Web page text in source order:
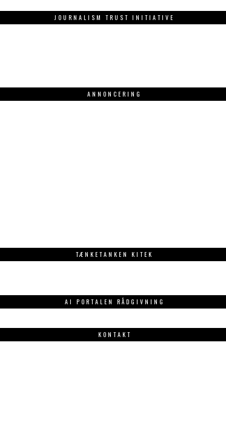
JOURNALISM TRUST INITIATIVE
ANNONCERING
TÆNKETANKEN KITEK
AI PORTALEN RÅDGIVNING
KONTAKT